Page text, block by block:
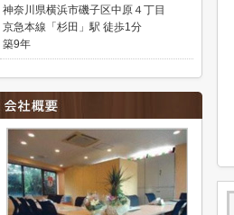
神奈川県横浜市磯子区中原４丁目
京急本線「杉田」駅 徒歩1分
築9年